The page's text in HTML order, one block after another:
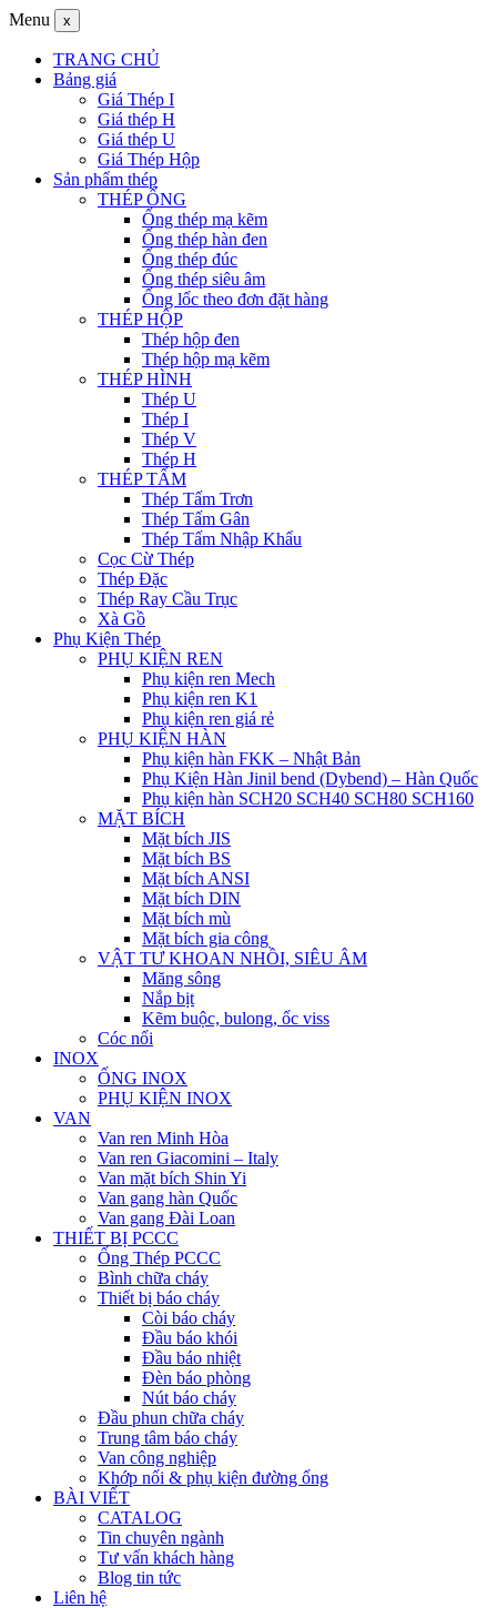
Menu x
TRANG CHỦ
Bảng giá
Giá Thép I
Giá thép H
Giá thép U
Giá Thép Hộp
Sản phẩm thép
THÉP ỐNG
Ống thép mạ kẽm
Ống thép hàn đen
Ống thép đúc
Ống thép siêu âm
Ống lốc theo đơn đặt hàng
THÉP HỘP
Thép hộp đen
Thép hộp mạ kẽm
THÉP HÌNH
Thép U
Thép I
Thép V
Thép H
THÉP TẤM
Thép Tấm Trơn
Thép Tấm Gân
Thép Tấm Nhập Khẩu
Cọc Cừ Thép
Thép Đặc
Thép Ray Cầu Trục
Xà Gồ
Phụ Kiện Thép
PHỤ KIỆN REN
Phụ kiện ren Mech
Phụ kiện ren K1
Phụ kiện ren giá rẻ
PHỤ KIỆN HÀN
Phụ kiện hàn FKK – Nhật Bản
Phụ Kiện Hàn Jinil bend (Dybend) – Hàn Quốc
Phụ kiện hàn SCH20 SCH40 SCH80 SCH160
MẶT BÍCH
Mặt bích JIS
Mặt bích BS
Mặt bích ANSI
Mặt bích DIN
Mặt bích mù
Mặt bích gia công
VẬT TƯ KHOAN NHỒI, SIÊU ÂM
Măng sông
Nắp bịt
Kẽm buộc, bulong, ốc viss
Cóc nối
INOX
ỐNG INOX
PHỤ KIỆN INOX
VAN
Van ren Minh Hòa
Van ren Giacomini – Italy
Van mặt bích Shin Yi
Van gang hàn Quốc
Van gang Đài Loan
THIẾT BỊ PCCC
Ống Thép PCCC
Bình chữa cháy
Thiết bị báo cháy
Còi báo cháy
Đầu báo khói
Đầu báo nhiệt
Đèn báo phòng
Nút báo cháy
Đầu phun chữa cháy
Trung tâm báo cháy
Van công nghiệp
Khớp nối & phụ kiện đường ống
BÀI VIẾT
CATALOG
Tin chuyên ngành
Tư vấn khách hàng
Blog tin tức
Liên hệ